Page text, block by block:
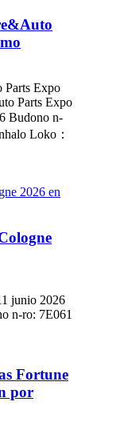
Parts Expo
Parts Expo
Budono n-
Loko：
junio 2026
n-ro: 7E061
Fortune
por